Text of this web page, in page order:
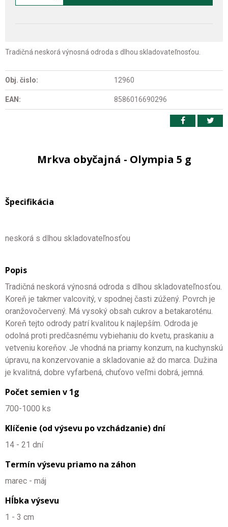
Tradičná neskorá výnosná odroda s dlhou skladovateľnosťou.
Obj. čislo: 12960
EAN: 8586016690296
Mrkva obyčajná - Olympia 5 g
Špecifikácia
neskorá s dlhou skladovateľnosťou
Popis
Tradičná neskorá výnosná odroda s dlhou skladovateľnosťou.
Koreň je takmer valcovitý, v spodnej časti zúžený. Povrch je
oranžovočervený. Má vysoký obsah cukrov a betakaroténu.
Koreň tejto odrody patrí kvalitou k najlepším. Odroda je
odolná proti predčasnému vybiehaniu do kvetu, praskaniu a
vetveniu koreňov. Je vhodná na priamy konzum, na kuchynskú
úpravu, na konzervovanie a skladovanie až do marca. Dužina
je kvalitná, dobre vyfarbená, chuťovo veľmi dobrá, jemná.
Počet semien v 1g
700-1000 ks
Klíčenie (od výsevu po vzchádzanie) dní
14 - 21 dní
Termín výsevu priamo na záhon
marec - máj
Hĺbka výsevu
1 - 3 cm